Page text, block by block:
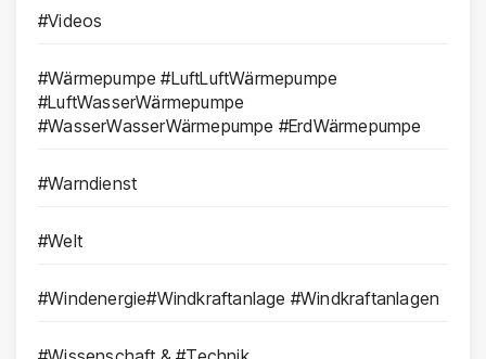
#Videos
#Wärmepumpe #LuftLuftWärmepumpe
#LuftWasserWärmepumpe
#WasserWasserWärmepumpe #ErdWärmepumpe
#Warndienst
#Welt
#Windenergie#Windkraftanlage #Windkraftanlagen